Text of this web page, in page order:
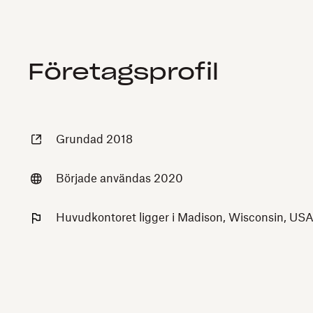
Företagsprofil
Grundad 2018
Började användas 2020
Huvudkontoret ligger i Madison, Wisconsin, USA